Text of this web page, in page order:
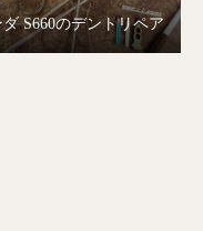
S660のデントリペア